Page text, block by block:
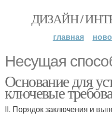
ДИЗАЙН /
главная
Несущая
Основание для
ключевые
II. Порядок заключения и